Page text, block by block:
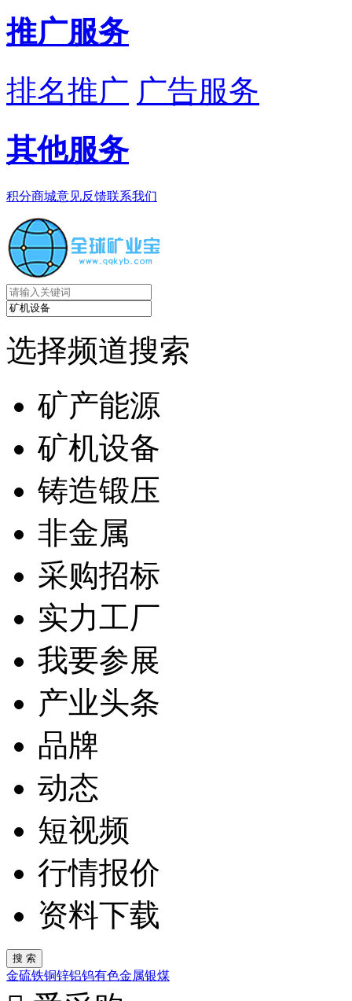
推广服务
排名推广 广告服务
其他服务
积分商城意见反馈联系我们
选择频道搜索
矿产能源
矿机设备
铸造锻压
非金属
采购招标
实力工厂
我要参展
产业头条
品牌
动态
短视频
行情报价
资料下载
金硫铁铜锌铝钨有色金属银煤